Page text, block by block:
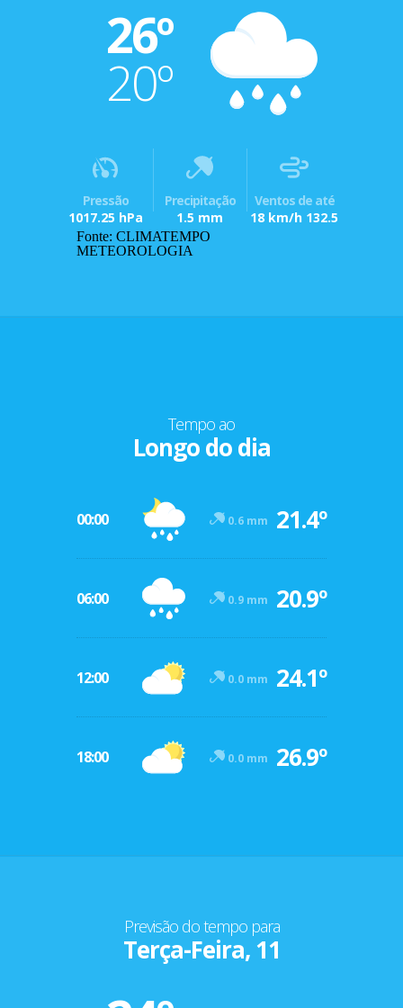
26º
20º
Pressão
1017.25 hPa
Precipitação
1.5 mm
Ventos de até
18 km/h 132.5
Fonte: CLIMATEMPO
METEOROLOGIA
Tempo ao
Longo do dia
00:00 0.6 mm 21.4º
06:00 0.9 mm 20.9º
12:00 0.0 mm 24.1º
18:00 0.0 mm 26.9º
Previsão do tempo para
Terça-Feira, 11